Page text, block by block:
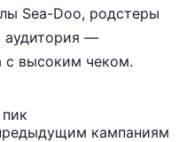
Sea-Doo, родстеры
аудитория —
с высоким чеком.
кампаниям